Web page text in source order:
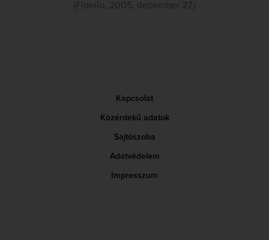
(Fidelio, 2005. december 27.)
Kapcsolat
Közérdekű adatok
Sajtószoba
Adatvédelem
Impresszum